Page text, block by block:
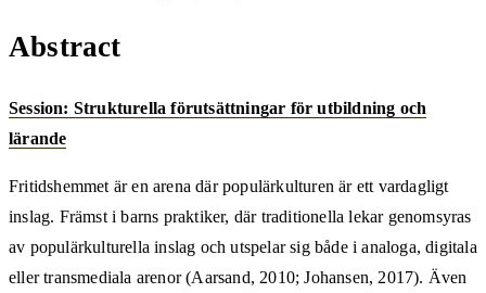
Abstract
Session: Strukturella förutsättningar för utbildning och
lärande
Fritidshemmet är en arena där populärkulturen är ett vardagligt
inslag. Främst i barns praktiker, där traditionella lekar genomsyras
av populärkulturella inslag och utspelar sig både i analoga, digitala
eller transmediala arenor (Aarsand, 2010; Johansen, 2017). Även